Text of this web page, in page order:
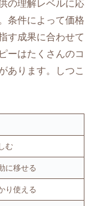
の理解レベルに応
条件によって価格
す成果に合わせて
ーはたくさんのコ
あります。しつこ
む
に移せる
り使える